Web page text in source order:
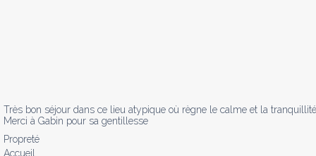
Très bon séjour dans ce lieu atypique où règne le calme et la
Merci à Gabin pour sa gentillesse
Propreté
Accueil